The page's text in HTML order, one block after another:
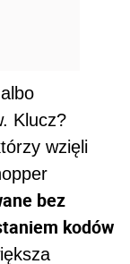
Klucz?
wzięli
bez
kodów